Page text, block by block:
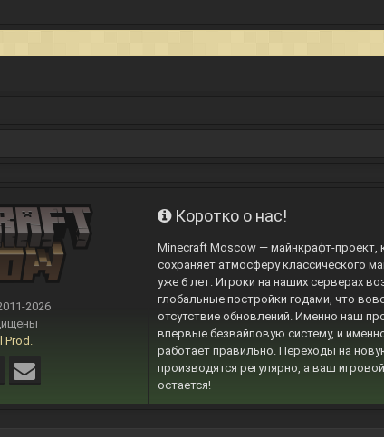
2026
Prod.
Коротко о нас!
Minecraft Moscow — майнкрафт-проект,
сохраняет атмосферу классического
уже 6 лет. Игроки на наших серверах
глобальные постройки годами, что
отсутствие обновлений. Именно наш
впервые безвайповую систему, и
работает правильно. Переходы на
производятся регулярно, а ваш
остается!